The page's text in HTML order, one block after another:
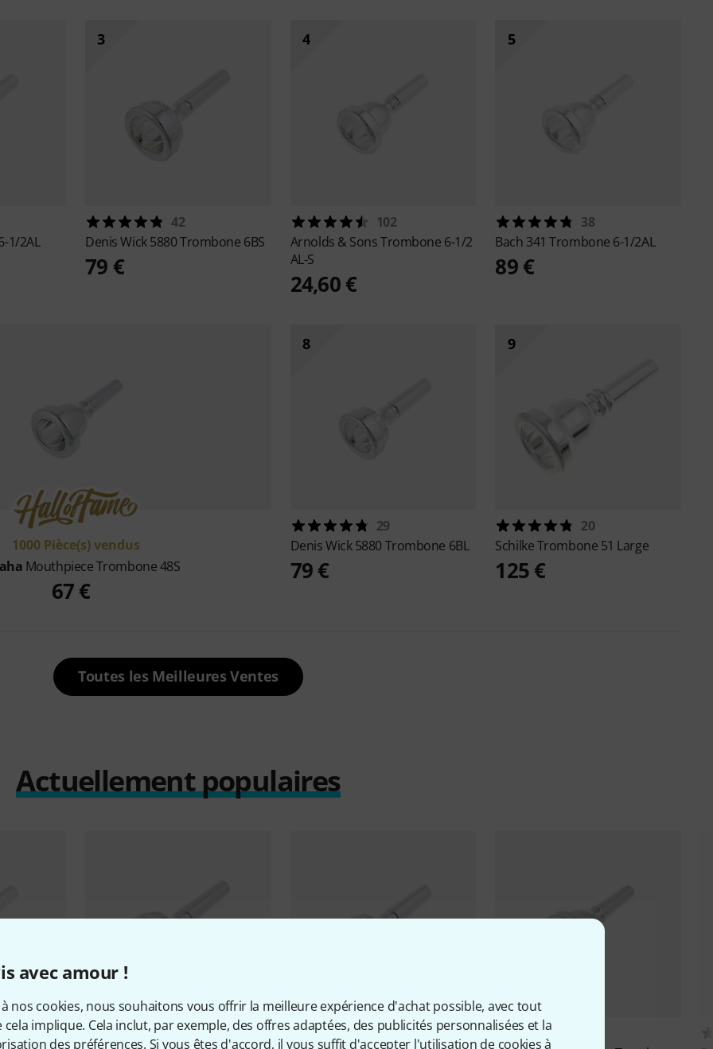
avec amour !
à nos cookies, nous souhaitons vous offrir la meilleure expérience d'achat possible, avec tout
cela implique. Cela inclut, par exemple, des offres adaptées, des publicités personnalisées et la
des préférences. Si vous êtes d'accord, il vous suffit d'accepter l'utilisation de cookies à
1/2AL
3
42
Denis Wick5880 Trombone 6BS
79 €
4
102
Arnolds & SonsTrombone 6-1/2
AL-S
24,60 €
5
38
Bach 341 Trombone 6-1/2AL
89 €
1000 Pièce(s) vendus
Mouthpiece Trombone 48S
67 €
8
29
Denis Wick5880 Trombone 6BL
79 €
9
20
SchilkeTrombone 51 Large
125 €
Toutes les Meilleures Ventes
Actuellement populaires
42
29